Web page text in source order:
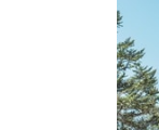
g
e
_
s
e
a